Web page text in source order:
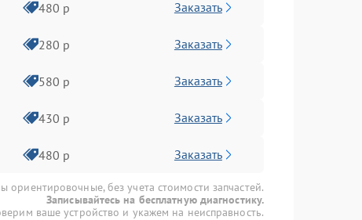
480 р Заказать
280 р Заказать
580 р Заказать
430 р Заказать
480 р Заказать
ориентировочные, без учета стоимости запчастей.
Записывайтесь на бесплатную диагностику.
ваше устройство и укажем на неисправность.